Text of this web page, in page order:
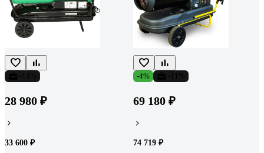
28 980 ₽
33 600 ₽
-4%
69 180 ₽
74 719 ₽